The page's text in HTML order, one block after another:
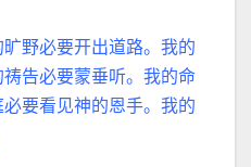
野必要开出道路。 我的
告必要蒙垂听。 我的命
要看见神的恩手。 我的